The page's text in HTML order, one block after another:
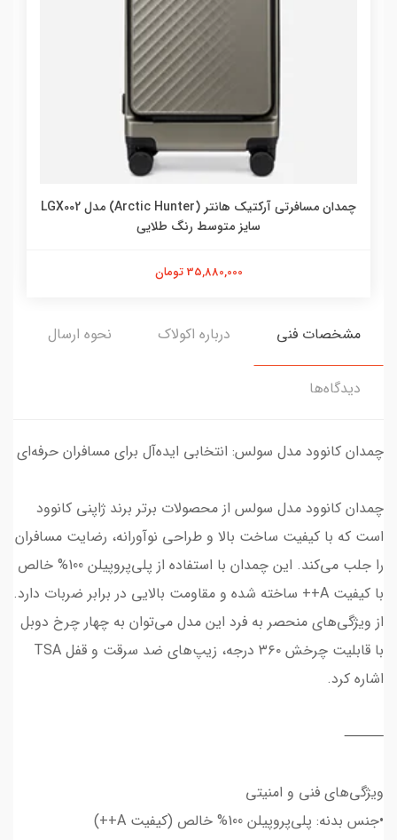
چمدان مسافرتی آرکتیک هانتر (Arctic Hunter) مدل LGX002
سایز متوسط رنگ طلایی
35,880,000 تومان
مشخصات فنی درباره اکولاک نحوه ارسال
دیدگاه‌ها
چمدان کانوود مدل سولس: انتخابی ایده‌آل برای مسافران حرفه‌ای
چمدان کانوود مدل سولس از محصولات برتر برند ژاپنی کانوود
است که با کیفیت ساخت بالا و طراحی نوآورانه، رضایت مسافران
را جلب می‌کند. این چمدان با استفاده از پلی‌پروپیلن 100% خالص
با کیفیت A++ ساخته شده و مقاومت بالایی در برابر ضربات دارد.
از ویژگی‌های منحصر به فرد این مدل می‌توان به چهار چرخ دوبل
با قابلیت چرخش ۳۶۰ درجه، زیپ‌های ضد سرقت و قفل TSA
اشاره کرد.
⸻
ویژگی‌های فنی و امنیتی
•جنس بدنه: پلی‌پروپیلن 100% خالص (کیفیت A++)